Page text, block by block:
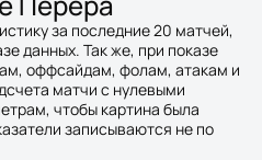
за последние 20 матчей,
данных. Так же, при показе
оффсайдам, фолам, атакам и
матчи с нулевыми
чтобы картина была
записываются не по